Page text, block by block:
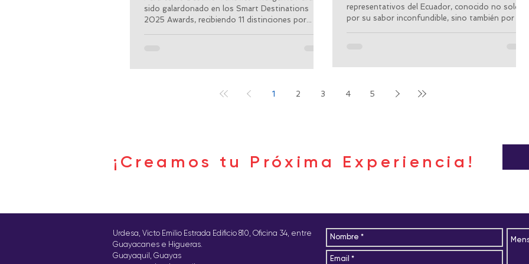
sido galardonado en los Smart Destinations
2025 Awards, recibiendo 11 distinciones por...
representativos del Ecuador, conocido no solo
por su sabor inconfundible, sino también por su
1 2 3 4 5
Buscar por tags
¡Creamos tu Próxima Experiencia!
Urdesa, Victo Emilio Estrada Edificio 810, Oficina 34, entre
Guayacanes e Higueras.
Guayaquil, Guayas